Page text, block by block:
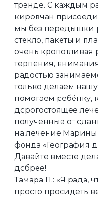
тренде. С каждым
кировчан
мы без передышки
стекло, пакеты и
очень кропотливая
терпения,
радостью
только делаем
помогаем ребёнку,
дорогостоящее
полученные от
на лечение
фонда «География
Давайте вместе
добрее!
Тамара П.: «Я рада,
просто просидеть